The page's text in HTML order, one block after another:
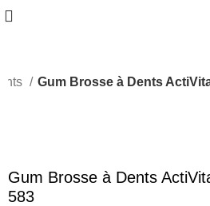
Gum Brosse à Dents
Gum Brosse à Dents
583